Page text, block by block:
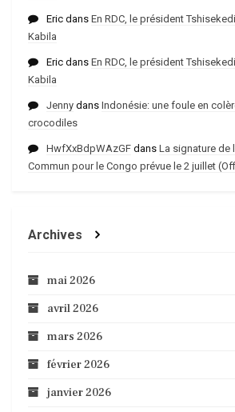
Eric dans En RDC, le président
Kabila
Eric dans En RDC, le président
Kabila
Jenny dans Indonésie: une foule en
crocodiles
HwfXxBdpWAzGF dans La signature de
Commun pour le Congo prévue le 2 juillet
Archives
mai 2026
avril 2026
mars 2026
février 2026
janvier 2026